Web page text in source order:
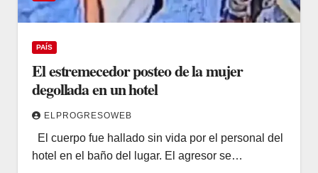
PAÍS
El estremecedor posteo de la mujer
degollada en un hotel
ELPROGRESOWEB
El cuerpo fue hallado sin vida por el personal del
hotel en el baño del lugar. El agresor se…